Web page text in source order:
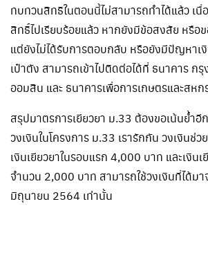
ทบทวนสิทธิในตอนนี้ไม่สามารถทำได้แล้ว เ
สิทธิ์ไปเรียบร้อยแล้ว หากยังมีข้อสงสัย หรือ
แต่ยังไม่ได้รับการตอบกลับ หรือยังมีปัญหาเงิ
เป๋าตัง สามารถเข้าไปติดต่อได้ที่ ธนาคาร กรุ
ออมสิน และ ธนาคารเพื่อการเกษตรและสห
สรุปมาตรการเยียวยา ม.33 ต้องขอเน้นย้ำ
วงเงินในโครงการ ม.33 เรารักกัน วงเงินช่
เงินเยียวยาในรอบแรก 4,000 บาท และเงิน
จำนวน 2,000 บาท สามารถใช้วงเงินที่ได้ม
มิถุนายน 2564 เท่านั้น